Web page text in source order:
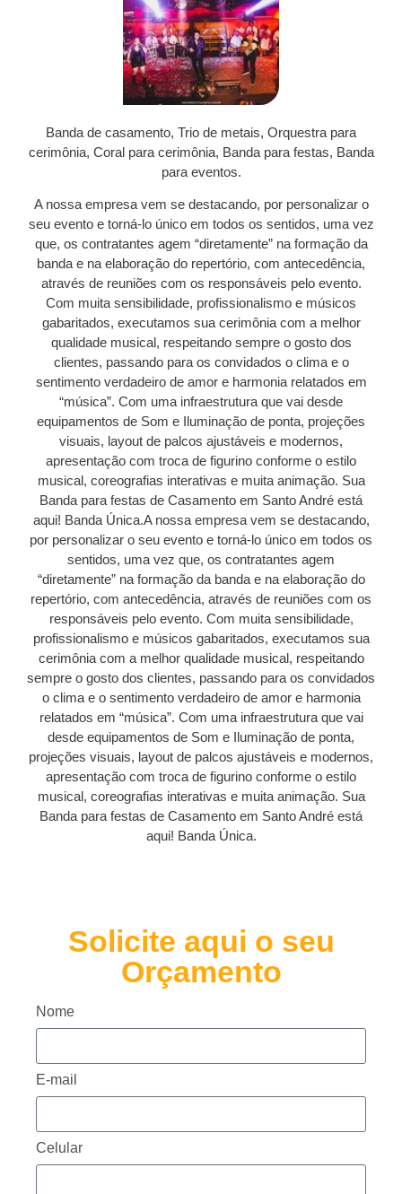
Banda de casamento, Trio de metais, Orquestra para
cerimônia, Coral para cerimônia, Banda para festas, Banda
para eventos.
A nossa empresa vem se destacando, por personalizar o
seu evento e torná-lo único em todos os sentidos, uma vez
que, os contratantes agem “diretamente” na formação da
banda e na elaboração do repertório, com antecedência,
através de reuniões com os responsáveis pelo evento.
Com muita sensibilidade, profissionalismo e músicos
gabaritados, executamos sua cerimônia com a melhor
qualidade musical, respeitando sempre o gosto dos
clientes, passando para os convidados o clima e o
sentimento verdadeiro de amor e harmonia relatados em
“música”. Com uma infraestrutura que vai desde
equipamentos de Som e Iluminação de ponta, projeções
visuais, layout de palcos ajustáveis e modernos,
apresentação com troca de figurino conforme o estilo
musical, coreografias interativas e muita animação. Sua
Banda para festas de Casamento em Santo André está
aqui! Banda Única.A nossa empresa vem se destacando,
por personalizar o seu evento e torná-lo único em todos os
sentidos, uma vez que, os contratantes agem
“diretamente” na formação da banda e na elaboração do
repertório, com antecedência, através de reuniões com os
responsáveis pelo evento. Com muita sensibilidade,
profissionalismo e músicos gabaritados, executamos sua
cerimônia com a melhor qualidade musical, respeitando
sempre o gosto dos clientes, passando para os convidados
o clima e o sentimento verdadeiro de amor e harmonia
relatados em “música”. Com uma infraestrutura que vai
desde equipamentos de Som e Iluminação de ponta,
projeções visuais, layout de palcos ajustáveis e modernos,
apresentação com troca de figurino conforme o estilo
musical, coreografias interativas e muita animação. Sua
Banda para festas de Casamento em Santo André está
aqui! Banda Única.
Solicite aqui o seu
Orçamento
Nome
E-mail
Celular